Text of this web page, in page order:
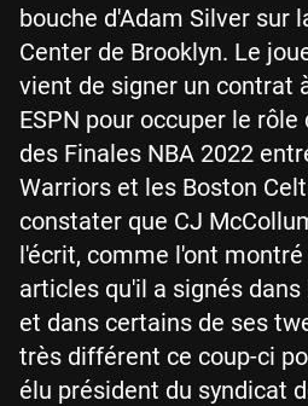
bouche d'Adam Silver sur
Center de Brooklyn. Le
vient de signer un contrat
ESPN pour occuper le
des Finales NBA 2022
Warriors et les Boston
constater que CJ
l'écrit, comme l'ont
articles qu'il a signés dans
et dans certains de ses
très différent ce coup-ci
élu président du syndicat